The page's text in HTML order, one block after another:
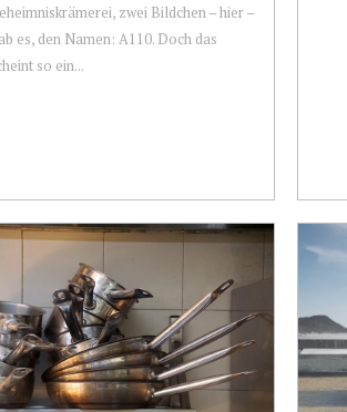
zwei Bildchen – hier –
es, den Namen: A110. Doch das
so ein...